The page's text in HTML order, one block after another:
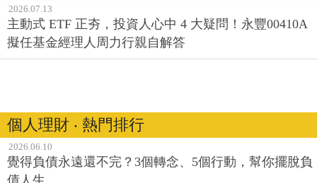
2026.07.13
主動式 ETF 正夯，投資人心中 4 大疑問！永豐00410A
擬任基金經理人周力行親自解答
個人理財 ‧ 熱門排行
2026.06.10
覺得負債永遠還不完？3個轉念、5個行動，幫你擺脫負
債人生